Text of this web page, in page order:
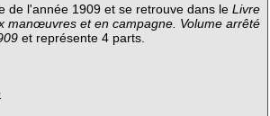
de l'année 1909 et se retrouve dans le Livre
manœuvres et en campagne. Volume arrêté
et représente 4 parts.